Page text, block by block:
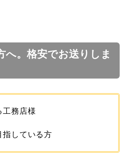
へ。格安でお送りしま
工務店様
指している方